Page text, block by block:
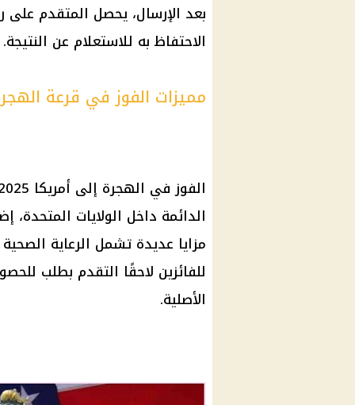
الاحتفاظ به للاستعلام عن النتيجة.
مميزات الفوز في قرعة الهجرة
الفوز في الهجرة إلى أمريكا
الدائمة داخل الولايات المتحدة،
مزايا عديدة تشمل الرعاية
للفائزين لاحقًا التقدم بطلب
الأصلية.